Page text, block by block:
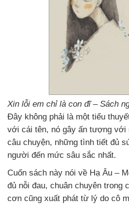
Xin lỗi em chỉ là con đĩ – Sách
Đây không phải là một tiểu
với cái tên, nó gây ấn tượng với
câu chuyện, những tình tiết đủ
người đến mức sâu sắc nhất.
Cuốn sách này nói về Hạ Âu –
đủ nỗi đau, chuân chuyên trong
cơn cũng xuất phát từ lý do cô